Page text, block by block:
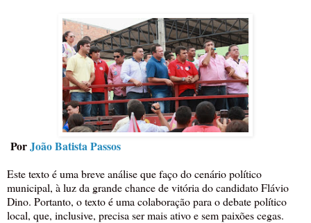
PorJoão Batista Passos
Este texto é uma breve análise que faço do cenário político
municipal, à luz da grande chance de vitória do candidato Flávio
Dino. Portanto, o texto é uma colaboração para o debate político
local, que, inclusive, precisa ser mais ativo e sem paixões cegas.